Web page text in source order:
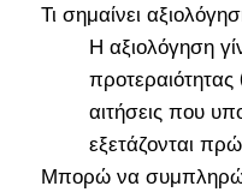
Τι σημαίνει
Η αξιολόγηση
αιτήσεις που
εξετάζονται
Μπορώ να